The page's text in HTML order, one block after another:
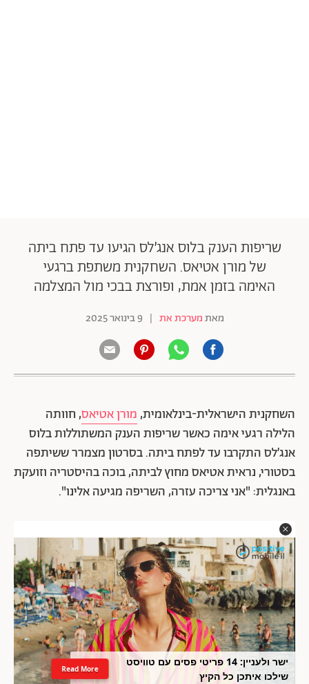
שריפות הענק בלוס אנג׳לס הגיעו עד פתח ביתה
של מורן אטיאס. השחקנית משתפת ברגעי
האימה בזמן אמת, ופורצת בבכי מול המצלמה
מאתמערכת את | 9 בינואר 2025
השחקנית הישראלית-בינלאומית,מורן אטיאס, חוותה
הלילה רגעי אימה כאשר שריפות הענק המשתוללות בלוס
אנג’לס התקרבו עד לפתח ביתה. בסרטון מצמרר ששיתפה
בסטורי, נראית אטיאס מחוץ לביתה, בוכה בהיסטריה וזועקת
באנגלית: "אני צריכה עזרה, השריפה מגיעה אלינו".
ישר ולעניין: 14 פריטי פסים עם טוויסט
שילכו איתכן כל הקיץ
Read More